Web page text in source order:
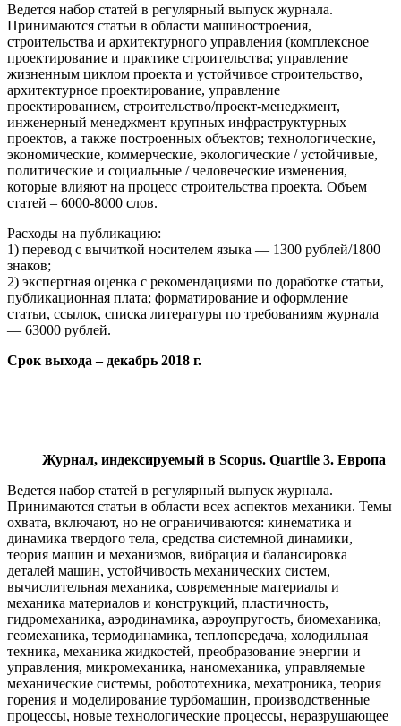
Ведется набор статей в регулярный выпуск журнала.
Принимаются статьи в области машиностроения,
строительства и архитектурного управления (комплексное
проектирование и практике строительства; управление
жизненным циклом проекта и устойчивое строительство,
архитектурное проектирование, управление
проектированием, строительство/проект-менеджмент,
инженерный менеджмент крупных инфраструктурных
проектов, а также построенных объектов; технологические,
экономические, коммерческие, экологические / устойчивые,
политические и социальные / человеческие изменения,
которые влияют на процесс строительства проекта. Объем
статей – 6000-8000 слов.
Расходы на публикацию:
1) перевод с вычиткой носителем языка — 1300 рублей/1800
знаков;
2) экспертная оценка с рекомендациями по доработке статьи,
публикационная плата; форматирование и оформление
статьи, ссылок, списка литературы по требованиям журнала
— 63000 рублей.
Срок выхода – декабрь 2018 г.
Журнал, индексируемый в Scopus. Quartile 3. Европа
Ведется набор статей в регулярный выпуск журнала.
Принимаются статьи в области всех аспектов механики. Темы
охвата, включают, но не ограничиваются: кинематика и
динамика твердого тела, средства системной динамики,
теория машин и механизмов, вибрация и балансировка
деталей машин, устойчивость механических систем,
вычислительная механика, современные материалы и
механика материалов и конструкций, пластичность,
гидромеханика, аэродинамика, аэроупругость, биомеханика,
геомеханика, термодинамика, теплопередача, холодильная
техника, механика жидкостей, преобразование энергии и
управления, микромеханика, наномеханика, управляемые
механические системы, робототехника, мехатроника, теория
горения и моделирование турбомашин, производственные
процессы, новые технологические процессы, неразрушающее